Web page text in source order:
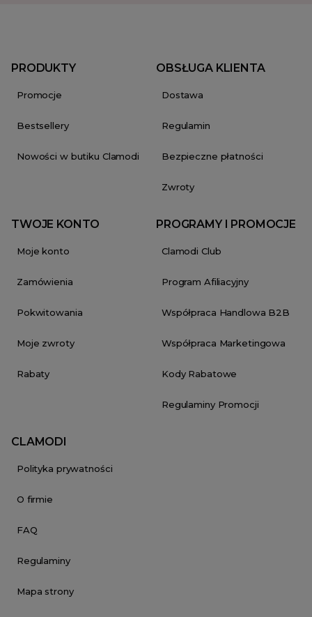
PRODUKTY
Promocje
Bestsellery
Nowości w butiku Clamodi
OBSŁUGA KLIENTA
Dostawa
Regulamin
Bezpieczne płatności
Zwroty
TWOJE KONTO
Moje konto
Zamówienia
Pokwitowania
Moje zwroty
Rabaty
PROGRAMY I PROMOCJE
Clamodi Club
Program Afiliacyjny
Współpraca Handlowa B2B
Współpraca Marketingowa
Kody Rabatowe
Regulaminy Promocji
CLAMODI
Polityka prywatności
O firmie
FAQ
Regulaminy
Mapa strony